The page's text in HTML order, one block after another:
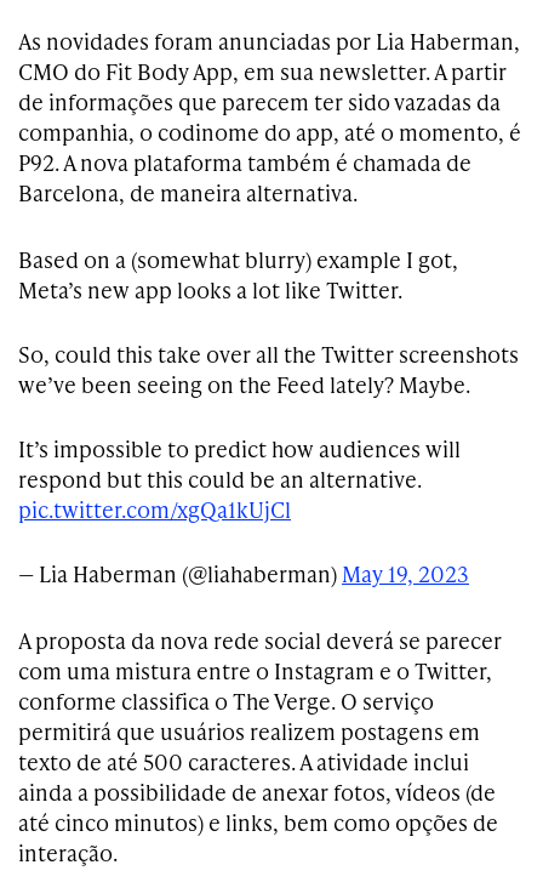
As novidades foram anunciadas por Lia Haberman,
CMO do Fit Body App, em sua newsletter. A partir
de informações que parecem ter sido vazadas da
companhia, o codinome do app, até o momento, é
P92. A nova plataforma também é chamada de
Barcelona, de maneira alternativa.
Based on a (somewhat blurry) example I got,
Meta’s new app looks a lot like Twitter.
So, could this take over all the Twitter screenshots
we’ve been seeing on the Feed lately? Maybe.
It’s impossible to predict how audiences will
respond but this could be an alternative.
pic.twitter.com/xgQa1kUjCl
— Lia Haberman (@liahaberman) May 19, 2023
A proposta da nova rede social deverá se parecer
com uma mistura entre o Instagram e o Twitter,
conforme classifica o The Verge. O serviço
permitirá que usuários realizem postagens em
texto de até 500 caracteres. A atividade inclui
ainda a possibilidade de anexar fotos, vídeos (de
até cinco minutos) e links, bem como opções de
interação.